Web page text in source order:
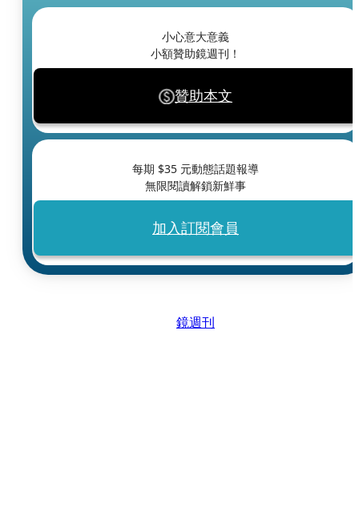
小心意大意義
小額贊助鏡週刊！
贊助本文
每期 $35 元動態話題報導
無限閱讀解鎖新鮮事
加入訂閱會員
鏡週刊